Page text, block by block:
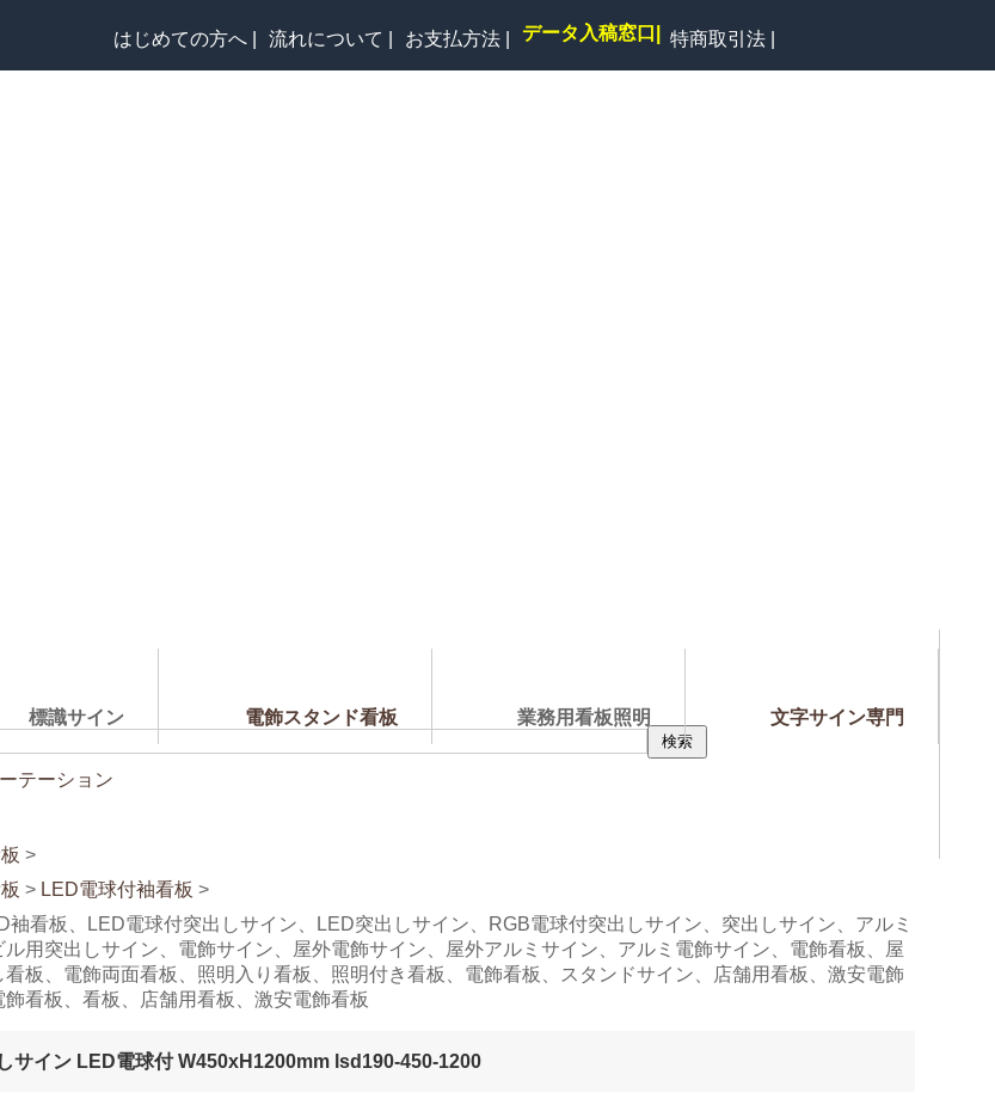
はじめての方へ | 流れについて | お支払方法 | データ 入稿窓 口 特商取引法 |
標識サイン 電飾スタンド看板 業務用看板照明 文字サイン専門
テーション
>
> LED電球付袖看板 >
袖看板、LED電球付突出しサイン、LED突出しサイン、RGB電球付突出しサイン、突出しサイン、アルミ
用突出しサイン、電飾サイン、屋外電飾サイン、屋外アルミサイン、アルミ電飾サイン、電飾看板、屋
板、電飾両面看板、照明入り看板、照明付き看板、電飾看板、スタンドサイン、店舗用看板、激安電飾
看板、看板、店舗用看板、激安電飾看板
サイン LED電球付 W450xH1200mm lsd190-450-1200